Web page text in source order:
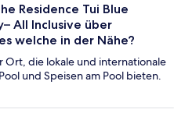
Residence Tui Blue
All Inclusive über
welche in der Nähe?
Ort, die lokale und internationale
und Speisen am Pool bieten.